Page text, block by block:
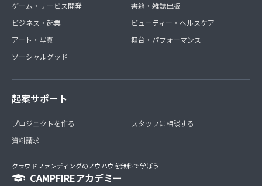
ゲーム・サービス開発
ビジネス・起業
アート・写真
ソーシャルグッド
書籍・雑誌出版
ビューティー・ヘルスケア
舞台・パフォーマンス
起案サポート
プロジェクトを作る
資料請求
スタッフに相談する
クラウドファンディングのノウハウを無料で学ぼう
CAMPFIREアカデミー